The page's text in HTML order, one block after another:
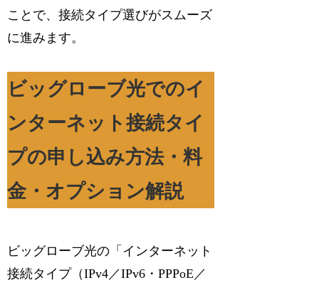
ことで、接続タイプ選びがスムーズ
に進みます。
ビッグローブ光でのイ
ンターネット接続タイ
プの申し込み方法・料
金・オプション解説
ビッグローブ光の「インターネット
接続タイプ（IPv4／IPv6・PPPoE／